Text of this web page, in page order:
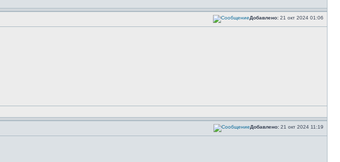
Добавлено: 21 окт 2024 01:06
Добавлено: 21 окт 2024 11:19